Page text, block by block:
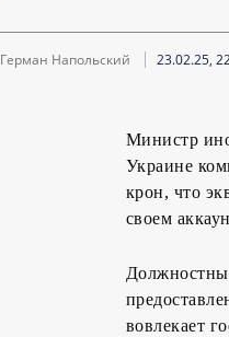
Герман Напольский 23.02.25,
Министр
Украине
крон, что
своем
вовлекает